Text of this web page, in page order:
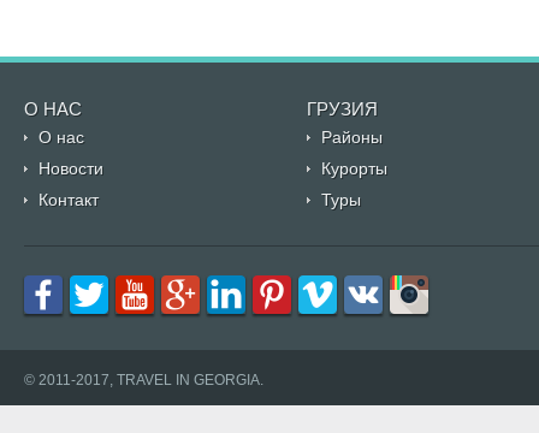
О НАС ГРУЗИЯ
О нас
Районы
Новости
Курорты
Контакт
Туры
© 2011-2017, TRAVEL IN GEORGIA.